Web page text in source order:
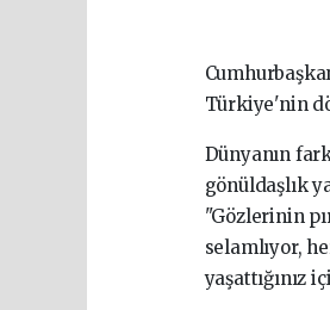
Türkiye'nin
Dünyanın
gönüldaşlık
"Gözlerinin
selamlıyor,
yaşattığınız